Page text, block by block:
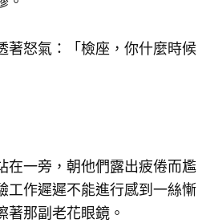
怒氣：「檢座，你什麼時候
一旁，朝他們露出疲倦而尷
工作遲遲不能進行感到一絲慚
著那副老花眼鏡。